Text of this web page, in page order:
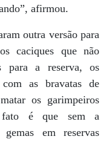
afirmou.
outra versão para
caciques que não
para a reserva, os
com as bravatas de
os garimpeiros
é que sem a
em reservas